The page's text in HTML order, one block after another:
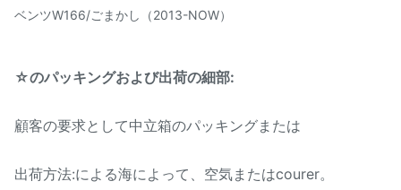
Paypal。
ベンツW166/ごまかし（2013-NOW）
☆のパッキングおよび出荷の細部:
顧客の要求として中立箱のパッキングまたは
出荷方法:による海によって、空気またはcourer。